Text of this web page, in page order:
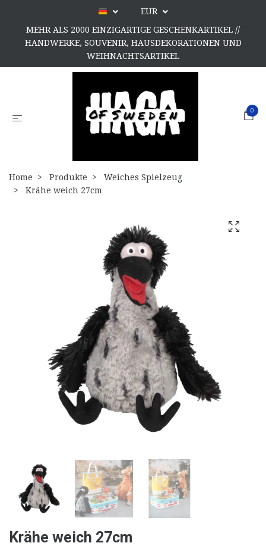
EUR
MEHR ALS 2000 EINZIGARTIGE GESCHENKARTIKEL //
HANDWERKE, SOUVENIR, HAUSDEKORATIONEN UND
WEIHNACHTSARTIKEL
0
Home Produkte
Weiches Spielzeug
Krähe weich 27cm
Krähe weich 27cm